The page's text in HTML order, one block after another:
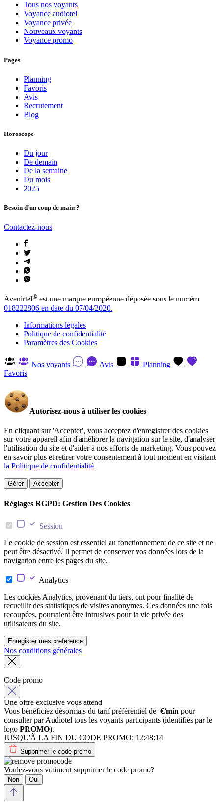
Tous nos voyants
Voyance audiotel
Voyance privée
Nouveaux voyants
Voyance promo
Pages
Planning
Favoris
Avis
Recrutement
Blog
Horoscope
Du jour
De demain
De la semaine
Du mois
2025
Besoin d'un coup de main ?
Contactez-nous
Avenirtel® est une marque européenne déposée sous le numéro
018222806 en date du 07/04/2020.
Informations légales
Politique de confidentialité
Paramètres des Cookies
Nos voyants Avis
Planning
Favoris
Autorisez-nous à utiliser les cookies
En cliquant sur 'Accepter', vous acceptez d'enregistrer des cookies
sur votre appareil afin d'améliorer la navigation sur le site, d'analyser
l'utilisation du site et d'aider à nos efforts de marketing. Vous pouvez
en savoir plus et retirer votre consentement à tout moment en visitant
la Politique de confidentialité.
Gérer Accepter
Réglages RGPD: Gestion Des Cookies
Session
Le cookie de session est essentiel au fonctionnement de ce site et ne
peut être désactivé. Il permet de conserver vos données lors de la
navigation entre les pages du site.
Analytics
Les cookies Analytics, provenant du tiers, ont pour finalité de
recueillir des statistiques de visites anonymes. Ces données une fois
recoupées, pourraient être intrusives pour la vie privée des
utilisateurs du site.
Enregister mes preference
Nos conditions générales
Code promo
Une offre exclusive vous attend
Vous bénéficiez désormais du tarif préférentiel de €/min pour
consulter par Audiotel tous les voyants participants (identifiés par le
logo PROMO).
JUSQU'À LA FIN DU CODE PROMO: 12:48:14
Supprimer le code promo
Voulez-vous vraiment supprimer le code promo?
Non Oui